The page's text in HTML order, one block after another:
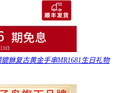
貅复古黄金手串MR1681生日礼物